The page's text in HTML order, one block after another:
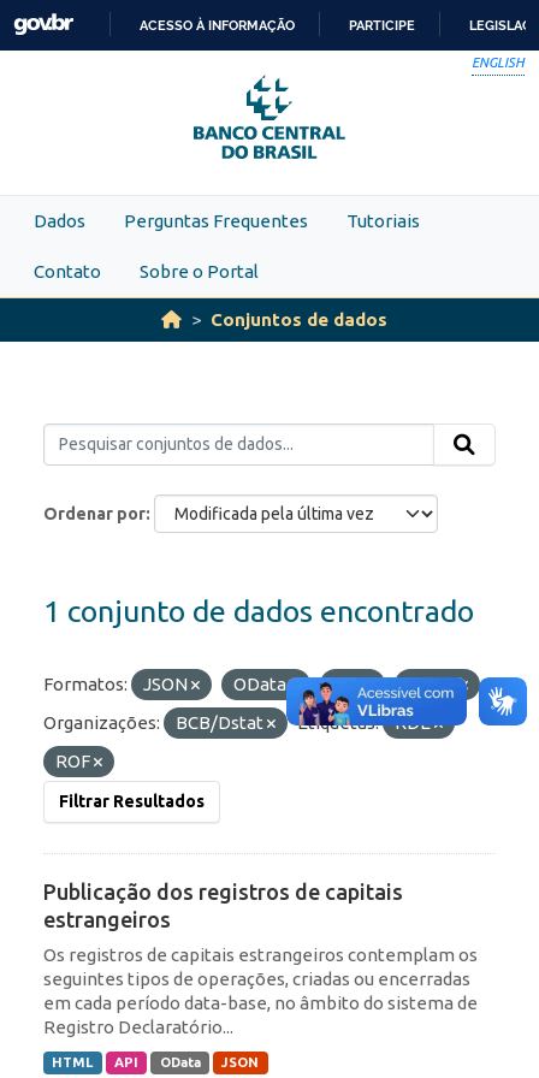
Skip to main content
PARA
O
CONTEÚDO
ACESSO À INFORMAÇÃO PARTICIPE
ENGLISH
Dados Perguntas Frequentes Tutoriais
Contato Sobre o Portal
Conjuntos de dados
Ordenar por
1 conjunto de dados encontrado
Formatos: JSON OData API
HTML
Organizações:
BCB/Dstat Etiquetas:
RDE
ROF
Filtrar Resultados
Publicação dos registros de capitais
estrangeiros
Os registros de capitais estrangeiros contemplam os
seguintes tipos de operações, criadas ou encerradas
em cada período data-base, no âmbito do sistema de
Registro Declaratório...
HTML API OData JSON